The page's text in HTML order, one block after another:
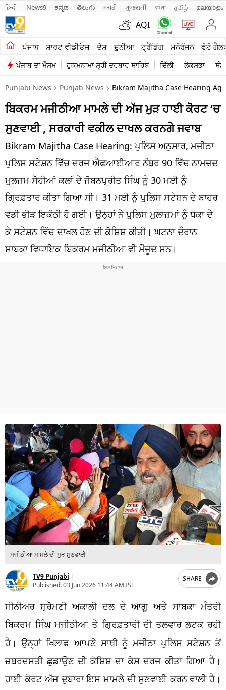
हिन्दी News9 ಕನ್ನಡ తెలుగు मराठी ગુજરાતી বাংলা தமிழ் മലയാളം
AQI
ਪੰਜਾਬ ਸ਼ਾਰਟ ਵੀਡੀਓਜ਼ ਦੇਸ਼ ਦੁਨੀਆ ਟ੍ਰੈਂਡਿੰਗ ਮਨੋਰੰਜਨ ਫੋਟੋ
ਪੰਜਾਬ ਦਾ ਮੌਸਮ ਹੁਕਮਨਾਮਾ ਸ੍ਰੀ ਦਰਬਾਰ ਸਾਹਿਬ ਦਿੱਲੀ ਲੋਕਸਭਾ
ਖੇਤੀਬਾੜੀ
ਸ਼ਾਰਟ ਵੀਡੀਓਜ਼
ਕਾਰੋਬਾਰ
ਕਰਿਅਰ
ਮਨੋਰੰਜਨ
ਦੇਸ਼
ਲਾਈਫ ਸਟਾਈਲ
ਪੰਜਾਬ
ਧਰਮ
ਖੇਡਾਂ
Punjabi News Punjab News Bikram Majitha Case Hearing
ਬਿਕਰਮ ਮਜੀਠੀਆ ਮਾਮਲੇ ਦੀ ਅੱਜ ਮੁੜ ਹਾਈ ਕੋਰਟ ‘ਚ
ਸੁਣਵਾਈ , ਸਰਕਾਰੀ ਵਕੀਲ ਦਾਖਲ ਕਰਨਗੇ ਜਵਾਬ
Bikram Majitha Case Hearing: ਪੁਲਿਸ ਅਨੁਸਾਰ, ਮਜੀਠਾ
ਪੁਲਿਸ ਸਟੇਸ਼ਨ ਵਿੱਚ ਦਰਜ ਐਫਆਈਆਰ ਨੰਬਰ 90 ਵਿੱਚ ਨਾਮਜ਼ਦ
ਮੁਲਜਮ ਸੋਹੀਆਂ ਕਲਾਂ ਦੇ ਜੋਬਨਪ੍ਰੀਤ ਸਿੰਘ ਨੂੰ 30 ਮਈ ਨੂੰ
ਗ੍ਰਿਫ਼ਤਾਰ ਕੀਤਾ ਗਿਆ ਸੀ। 31 ਮਈ ਨੂੰ ਪੁਲਿਸ ਸਟੇਸ਼ਨ ਦੇ ਬਾਹਰ
ਵੱਡੀ ਭੀੜ ਇਕੱਠੀ ਹੋ ਗਈ। ਉਨ੍ਹਾਂ ਨੇ ਪੁਲਿਸ ਮੁਲਾਜ਼ਮਾਂ ਨੂੰ ਧੱਕਾ ਦੇ
ਕੇ ਸਟੇਸ਼ਨ ਵਿੱਚ ਦਾਖਲ ਹੋਣ ਦੀ ਕੋਸ਼ਿਸ਼ ਕੀਤੀ। ਘਟਨਾ ਦੌਰਾਨ
ਸਾਬਕਾ ਵਿਧਾਇਕ ਬਿਕਰਮ ਮਜੀਠੀਆ ਵੀ ਮੌਜੂਦ ਸਨ।
ਮਜੀਠੀਆ ਮਾਮਲੇ ਦੀ ਮੁੜ ਸੁਣਵਾਈ
TV9 Punjabi |
Published:03 Jun 2026 11:44 AM IST
SHARE
ਸੀਨੀਅਰ ਸ਼੍ਰੋਮਣੀ ਅਕਾਲੀ ਦਲ ਦੇ ਆਗੂ ਅਤੇ ਸਾਬਕਾ ਮੰਤਰੀ
ਬਿਕਰਮ ਸਿੰਘ ਮਜੀਠੀਆ ਤੇ ਗ੍ਰਿਫ਼ਤਾਰੀ ਦੀ ਤਲਵਾਰ ਲਟਕ ਰਹੀ
ਹੈ। ਉਨ੍ਹਾਂ ਖਿਲਾਫ ਆਪਣੇ ਸਾਥੀ ਨੂੰ ਮਜੀਠਾ ਪੁਲਿਸ ਸਟੇਸ਼ਨ ਤੋਂ
ਜ਼ਬਰਦਸਤੀ ਛੁਡਾਉਣ ਦੀ ਕੋਸ਼ਿਸ਼ ਦਾ ਕੇਸ ਦਰਜ ਕੀਤਾ ਗਿਆ ਹੈ।
ਹਾਈ ਕੋਰਟ ਅੱਜ ਦੁਬਾਰਾ ਇਸ ਮਾਮਲੇ ਦੀ ਸੁਣਵਾਈ ਕਰਨ ਵਾਲੀ ਹੈ।